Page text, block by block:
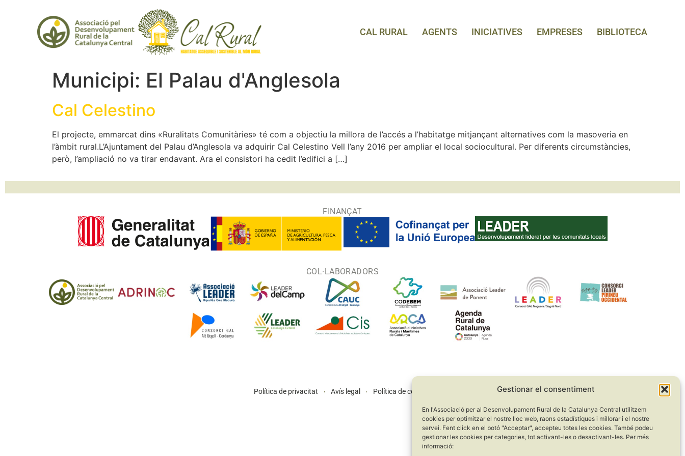
Gestionar el consentiment
En l'Associació per al Desenvolupament Rural de la Catalunya Central utilitzem
cookies per optimitzar el nostre lloc web, raons estadístiques i millorar i el nostre
servei. Fent click en el botó "Acceptar", accepteu totes les cookies. També podeu
gestionar les cookies per categories, tot activant-les o desactivant-les. Per més
informació:
CAL RURAL AGENTS INICIATIVES EMPRESES BIBLIOTECA
Municipi: El Palau d'Anglesola
Cal Celestino
El projecte, emmarcat dins «Ruralitats Comunitàries» té com a objectiu la millora de l’accés a l’habitatge mitjançant alternatives com la masoveria en
l’àmbit rural.L’Ajuntament del Palau d’Anglesola va adquirir Cal Celestino Vell l’any 2016 per ampliar el local sociocultural. Per diferents circumstàncies,
però, l’ampliació no va tirar endavant. Ara el consistori ha cedit l’edifici a […]
FINANÇAT
COL·LABORADORS
Política de privacitat Avís legal Política de cookies